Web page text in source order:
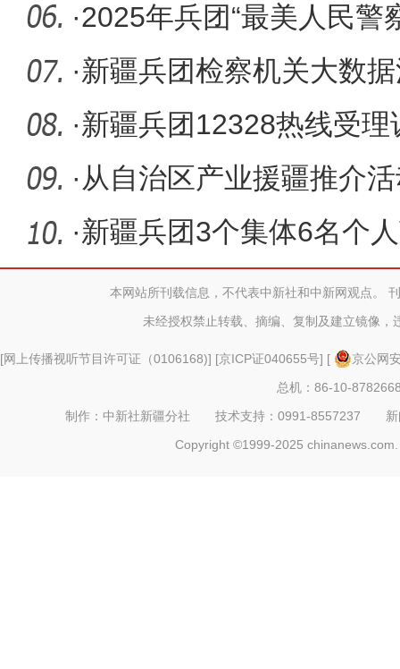
·2025年兵团“最美人民警
·新疆兵团检察机关大数
活动举办
·新疆兵团12328热线受
达100%
· 从自治区产业援疆推介
业促就业
·新疆兵团3个集体6名个
本网站所刊载信息，不代表中新社和中新网观点。
未经授权禁止转载、摘编、复制及建立镜像，
[网上传播视听节目许可证（0106168)] [京ICP证040655号] [
京公网
总机：86-10-
制作：中新社新疆分社 技术支持：0991-8557237
Copyright ©1999-2025